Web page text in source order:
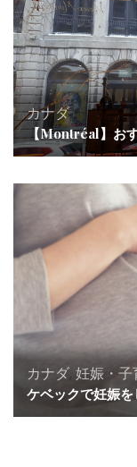
カナダ
【Montréal】お
カナダ, 妊娠・子
ケベックで妊娠